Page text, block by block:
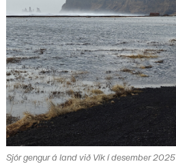
Sjór gengur á land við Vík í desember 2025